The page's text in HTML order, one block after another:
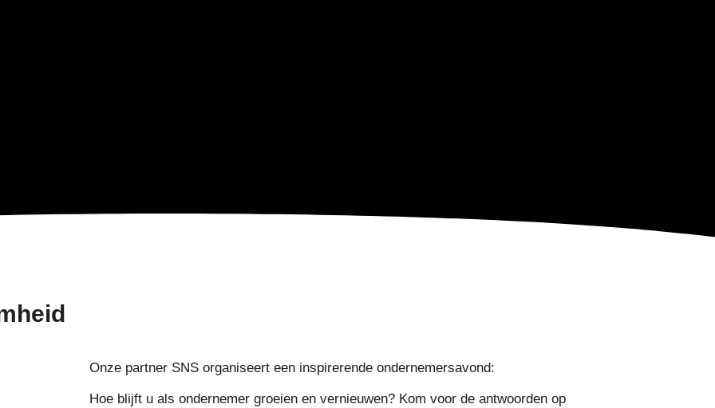
Onze partner SNS organiseert een inspirerende ondernemersavond:
Hoe blijft u als ondernemer groeien en vernieuwen? Kom voor de antwoorden op